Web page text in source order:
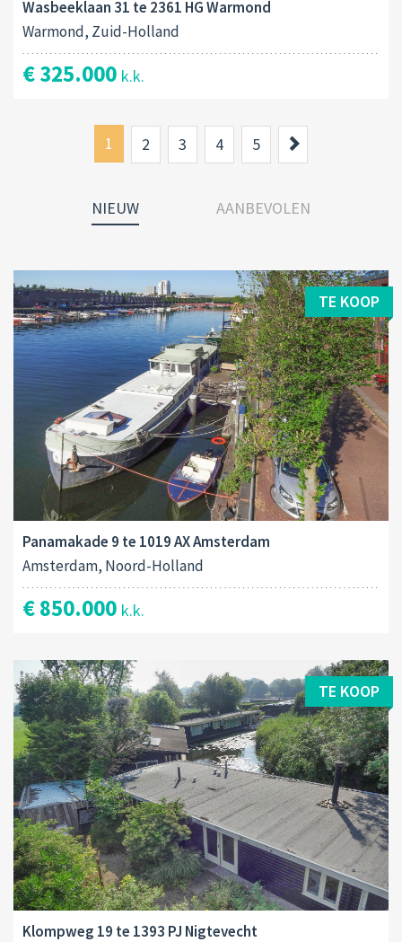
Wasbeeklaan 31 te 2361 HG Warmond
Warmond, Zuid-Holland
€ 325.000 k.k.
1 2 3 4 5
NIEUW AANBEVOLEN
TE KOOP
Panamakade 9 te 1019 AX Amsterdam
Amsterdam, Noord-Holland
€ 850.000 k.k.
TE KOOP
Klompweg 19 te 1393 PJ Nigtevecht